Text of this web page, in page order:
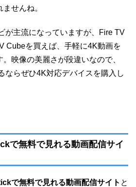
せんね。
が主流になっていますが、Fire TV
Cubeを買えば、手軽に4K動画を
映像の美麗さが段違いなので、
ならぜひ4K対応デバイスを購入し
で無料で見れる動画配信サイ
で無料で見れる動画配信サイト と